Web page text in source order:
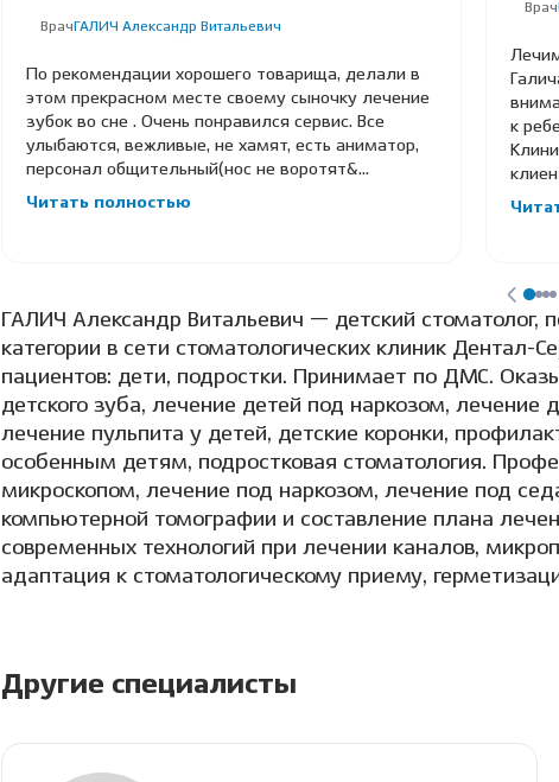
Врач ГАЛИЧ Александр Витальевич
По рекомендации хорошего товарища, делали в
этом прекрасном месте своему сыночку лечение
зубок во сне . Очень понравился сервис. Все
улыбаются, вежливые, не хамят, есть аниматор,
персонал общительный(нос не воротят&...
Читать полностью
Врач
к
ГАЛИЧ Александр Витальевич — детский стоматолог,
категории в сети стоматологических клиник
пациентов: дети, подростки. Принимает по ДМС.
детского зуба, лечение детей под наркозом, лечение
лечение пульпита у детей, детские коронки,
особенным детям, подростковая стоматология.
микроскопом, лечение под наркозом, лечение под
компьютерной томографии и составление плана
современных технологий при лечении каналов,
адаптация к стоматологическому приему,
Другие специалисты